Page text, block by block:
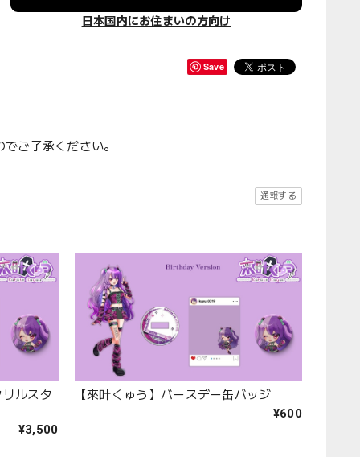
日本国内にお住まいの方向け
Save
ご了承ください。
通報する
ルスタ
¥3,500
【來叶くゅう】バースデー缶バッジ
¥600